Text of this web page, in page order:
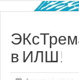
Читать далее
в ИЛШ!